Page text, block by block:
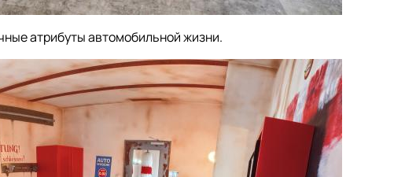
атрибуты автомобильной жизни.